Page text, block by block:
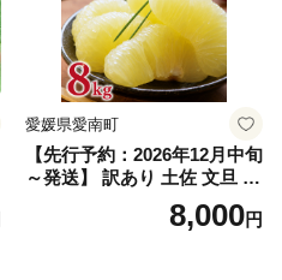
愛媛県愛南町
【先行予約：2026年12月中旬
～発送】 訳あり 土佐 文旦 8k
g (Mサイズ以上サイズミック
ス) 8000円 わけあり ぶんた
8,000円